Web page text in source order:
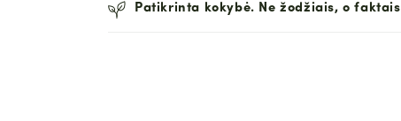
Patikrinta kokybė. Ne žodžiais, o faktais